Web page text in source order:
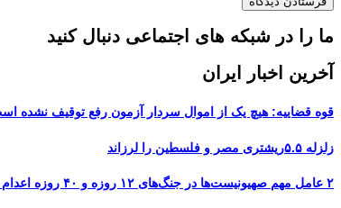
ما را در شبکه های اجتماعی دنبال کنید
آخرین اخبار ایران
قوه قضاییه: هیچ یک از اموال سردار آزمون رفع توقیف نشده
زلزله ۵.۵ریشتری مصر و فلسطین را لرزاند
۲ عامل مهم صهیونیست‌ها در جنگ‌های ۱۲ روزه و ۴۰ روزه اعدام شدند